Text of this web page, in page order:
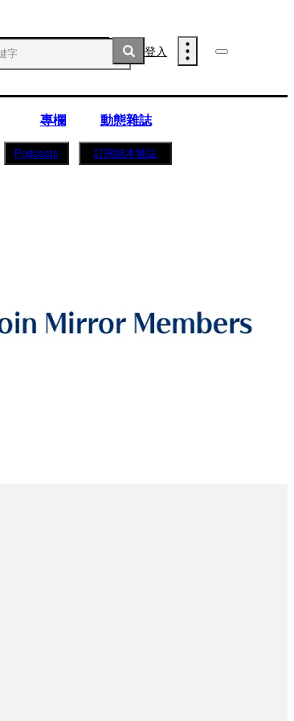
登入
專欄
動態雜誌
Podcasts 訂閱紙本雜誌